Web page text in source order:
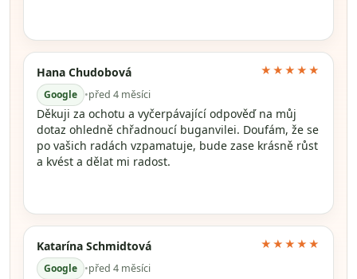
Hana Chudobová
Google •před 4 měsíci
★★★★★
Děkuji za ochotu a vyčerpávající odpověď na můj
dotaz ohledně chřadnoucí buganvilei. Doufám, že se
po vašich radách vzpamatuje, bude zase krásně růst
a kvést a dělat mi radost.
Katarína Schmidtová
Google •před 4 měsíci
★★★★★